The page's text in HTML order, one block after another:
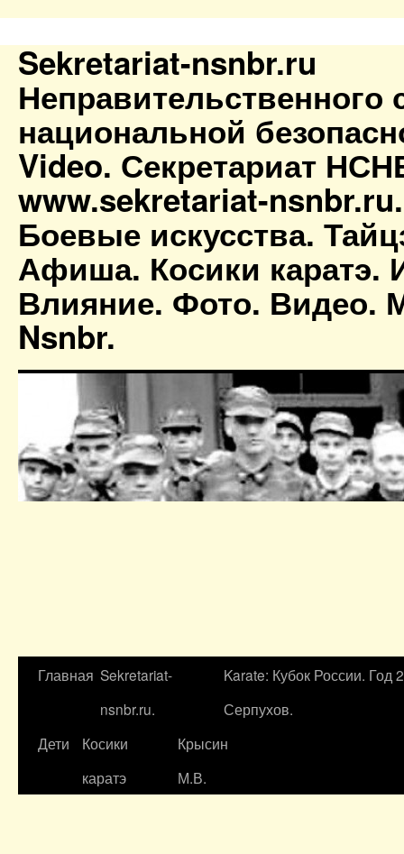
Sekretariat-nsnbr.ru
Неправительственного
национальной
Video. Секретариат
www.sekretariat-
Боевые искусства.
Афиша. Косики каратэ.
Влияние. Фото. Видео.
Nsnbr.
Главная Sekretariat-
nsnbr.ru.
Karate: Кубок России. Год
Серпухов.
Дети
Косики
каратэ
Крысин
М.В.